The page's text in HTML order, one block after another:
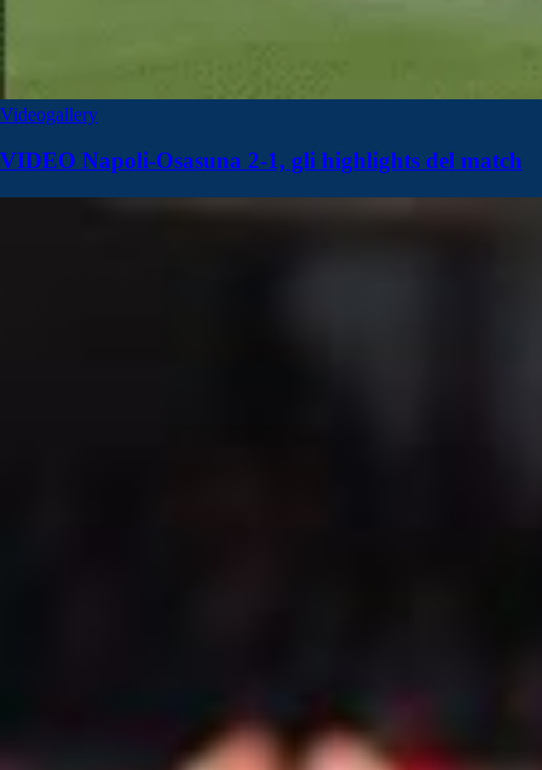
Videogallery
VIDEO Napoli-Osasuna 2-1, gli highlights del match